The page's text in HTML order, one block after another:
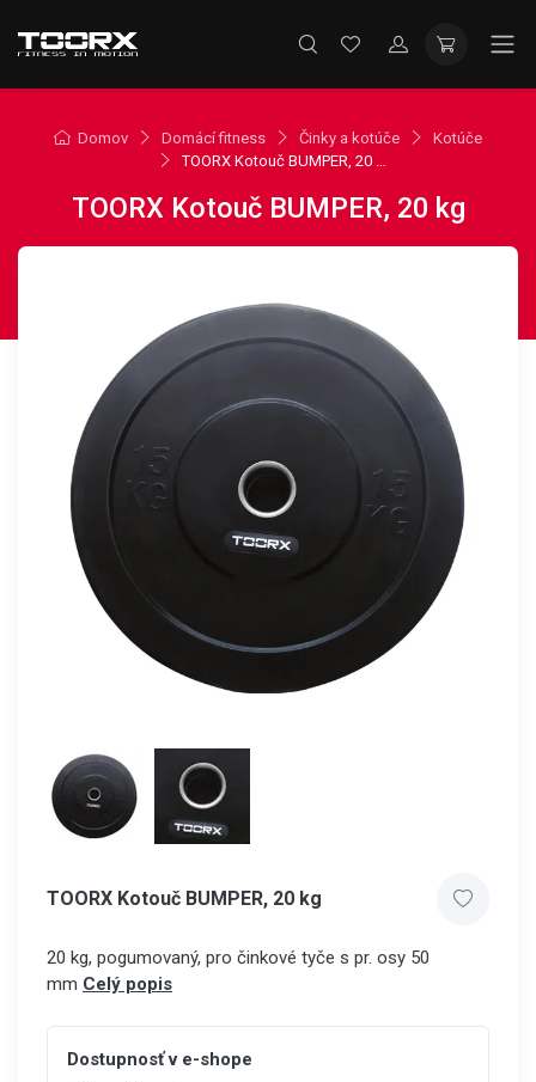
Domov Domácí fitness Činky a kotúče
Kotúče
TOORX Kotouč BUMPER, 20 kg
TOORX Kotouč BUMPER, 20 kg
TOORX Kotouč BUMPER, 20 kg
20 kg, pogumovaný, pro činkové tyče s pr. osy 50
mm Celý popis
Dostupnosť v e-shope